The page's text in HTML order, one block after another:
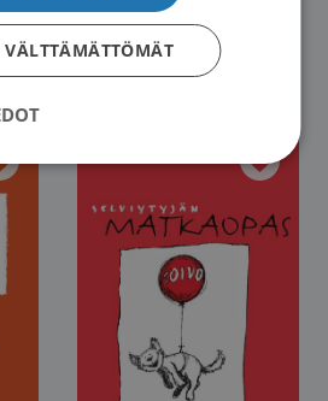
Ohjeita sinulle joka saat
syöpälääkehoitoa